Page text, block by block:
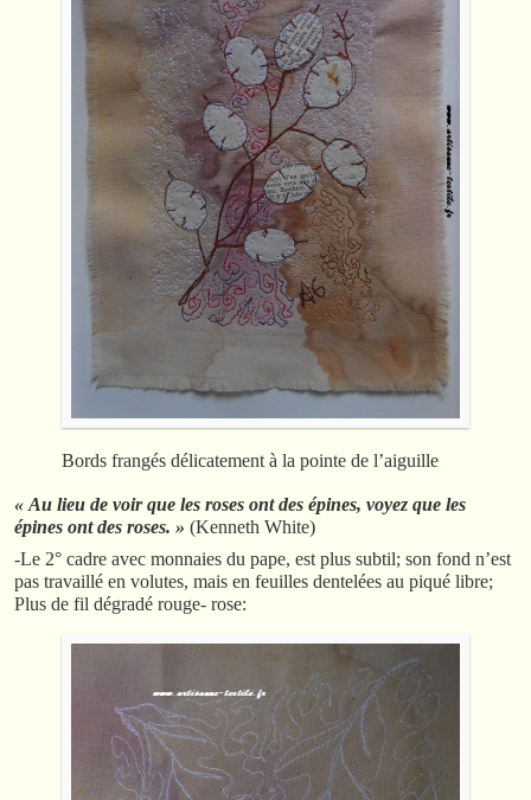
Bords frangés délicatement à la pointe de l’aiguille
« Au lieu de voir que les roses ont des épines, voyez que les
épines ont des roses. » (Kenneth White)
-Le 2° cadre avec monnaies du pape, est plus subtil; son fond n’est
pas travaillé en volutes, mais en feuilles dentelées au piqué libre;
Plus de fil dégradé rouge- rose: